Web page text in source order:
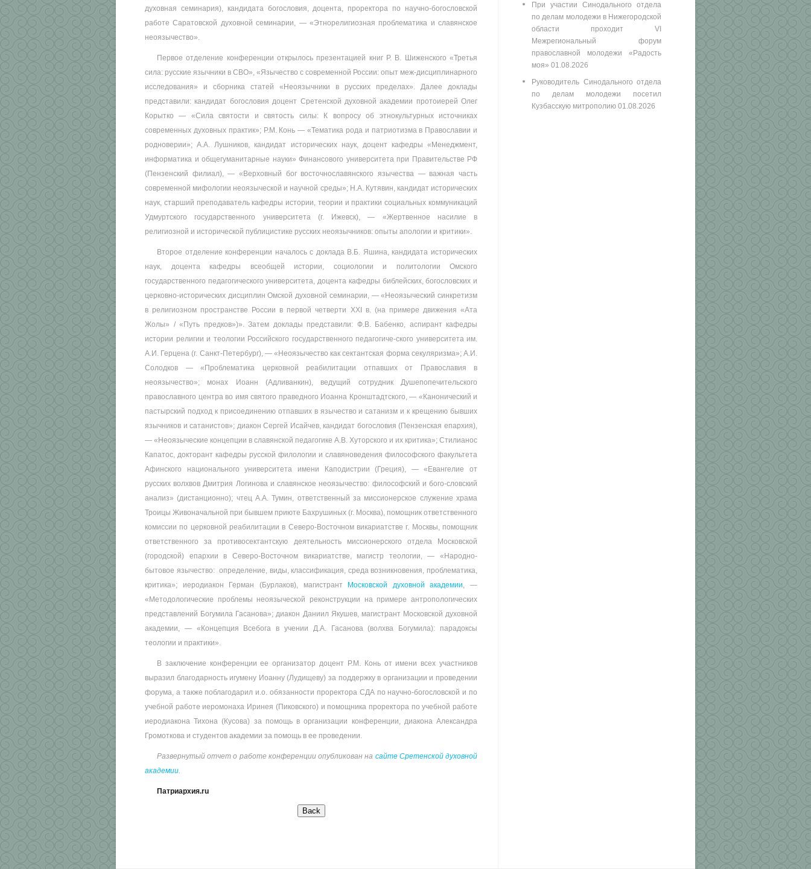
духовная семинария), кандидата богословия, доцента, проректора по научно-богословской
работе Саратовской духовной семинарии, — «Этнорелигиозная проблематика и славянское
неоязычество».
Первое отделение конференции открылось презентацией книг Р. В. Шиженского «Третья
сила: русские язычники в СВО», «Язычество с современной России: опыт меж-дисциплинарного
исследования» и сборника статей «Неоязычники в русских пределах». Далее доклады
представили: кандидат богословия доцент Сретенской духовной академии протоиерей Олег
Корытко — «Сила святости и святость силы: К вопросу об этнокультурных источниках
современных духовных практик»; Р.М. Конь — «Тематика рода и патриотизма в Православии и
родноверии»; А.А. Лушников, кандидат исторических наук, доцент кафедры «Менеджмент,
информатика и общегуманитарные науки» Финансового университета при Правительстве РФ
(Пензенский филиал), — «Верховный бог восточнославянского язычества — важная часть
современной мифологии неоязыческой и научной среды»; Н.А. Кутявин, кандидат исторических
наук, старший преподаватель кафедры истории, теории и практики социальных коммуникаций
Удмуртского государственного университета (г. Ижевск), — «Жертвенное насилие в
религиозной и исторической публицистике русских неоязычников: опыты апологии и критики».
Второе отделение конференции началось с доклада В.Б. Яшина, кандидата исторических
наук, доцента кафедры всеобщей истории, социологии и политологии Омского
государственного педагогического университета, доцента кафедры библейских, богословских и
церковно-исторических дисциплин Омской духовной семинарии, — «Неоязыческий синкретизм
в религиозном пространстве России в первой четверти XXI в. (на примере движения «Ата
Жолы» / «Путь предков»)». Затем доклады представили: Ф.В. Бабенко, аспирант кафедры
истории религии и теологии Российского государственного педагогиче-ского университета им.
А.И. Герцена (г. Санкт-Петербург), — «Неоязычество как сектантская форма секуляризма»; А.И.
Солодков — «Проблематика церковной реабилитации отпавших от Православия в
неоязычество»; монах Иоанн (Адливанкин), ведущий сотрудник Душепопечительского
православного центра во имя святого праведного Иоанна Кронштадтского, — «Канонический и
пастырский подход к присоединению отпавших в язычество и сатанизм и к крещению бывших
язычников и сатанистов»; диакон Сергей Исайчев, кандидат богословия (Пензенская епархия),
— «Неоязыческие концепции в славянской педагогике А.В. Хуторского и их критика»; Стилианос
Капатос, докторант кафедры русской филологии и славяноведения философского факультета
Афинского национального университета имени Каподистрии (Греция), — «Евангелие от
русских волхвов Дмитрия Логинова и славянское неоязычество: философский и бого-словский
анализ» (дистанционно); чтец А.А. Тумин, ответственный за миссионерское служение храма
Троицы Живоначальной при бывшем приюте Бахрушиных (г. Москва), помощник ответственного
комиссии по церковной реабилитации в Северо-Восточном викариатстве г. Москвы, помощник
ответственного за противосектантскую деятельность миссионерского отдела Московской
(городской) епархии в Северо-Восточном викариатстве, магистр теологии, — «Народно-
бытовое язычество: определение, виды, классификация, среда возникновения, проблематика,
критика»; иеродиакон Герман (Бурлаков), магистрант
Московской духовной академии, —
«Методологические проблемы неоязыческой реконструкции на примере антропологических
представлений Богумила Гасанова»; диакон Даниил Якушев, магистрант Московской духовной
академии, — «Концепция Всебога в учении Д.А. Гасанова (волхва Богумила): парадоксы
теологии и практики».
В заключение конференции ее организатор доцент Р.М. Конь от имени всех участников
выразил благодарность игумену Иоанну (Лудищеву) за поддержку в организации и проведении
форума, а также поблагодарил и.о. обязанности проректора СДА по научно-богословской и по
учебной работе иеромонаха Иринея (Пиковского) и помощника проректора по учебной работе
иеродиакона Тихона (Кусова) за помощь в организации конференции, диакона Александра
Громоткова и студентов академии за помощь в ее проведении.
Развернутый отчет о работе конференции опубликован на сайте Сретенской духовной
академии.
Патриархия.ru
При участии Синодального отдела
по делам молодежи в Нижегородской
области проходит VI
Межрегиональный форум
православной молодежи «Радость
моя» 01.08.2026
Руководитель Синодального отдела
по делам молодежи посетил
Кузбасскую митрополию 01.08.2026